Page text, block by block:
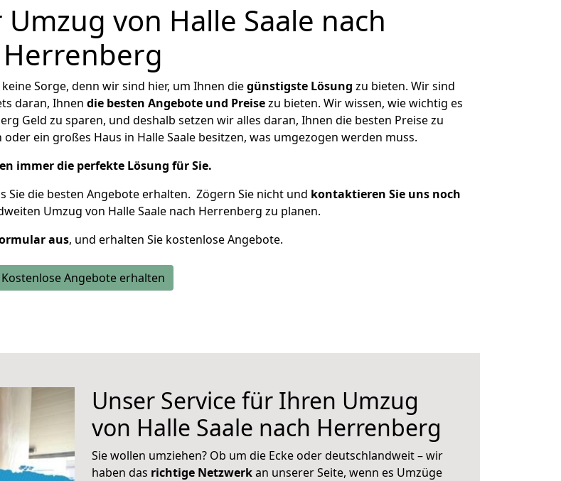
von Halle Saale nach
Herrenberg
Sorge, denn wir sind hier, um Ihnen diegünstigste Lösung zu bieten. Wir sind
daran, Ihnen die besten Angebote und Preisezu bieten. Wir wissen, wie wichtig es
Geld zu sparen, und deshalb setzen wir alles daran, Ihnen die besten Preise zu
ein großes Haus in Halle Saale besitzen, was umgezogen werden muss.
immer die perfekte Lösung für Sie.
Sie die besten Angebote erhalten. Zögern Sie nicht und kontaktieren Sie uns noch
Umzug von Halle Saale nach Herrenberg zu planen.
aus, und erhalten Sie kostenlose Angebote.
Kostenlose Angebote erhalten
Unser Service für Ihren Umzug
von Halle Saale nach Herrenberg
Sie wollen umziehen? Ob um die Ecke oder deutschlandweit – wir
haben das richtige Netzwerkan unserer Seite, wenn es Umzüge